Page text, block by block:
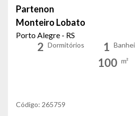
Partenon
Monteiro Lobato
Porto Alegre - RS
2 Dormitórios 1
100 m²
Código: 265759